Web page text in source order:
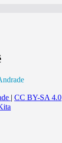
| CC BY-SA 4.0